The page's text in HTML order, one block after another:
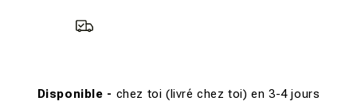
Disponible - chez toi (livré chez toi) en 3-4 jours